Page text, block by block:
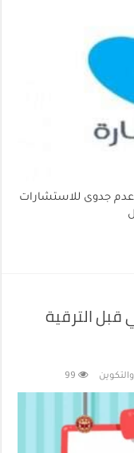
عدم جدوى للاستشارات
قبل الترقية
99